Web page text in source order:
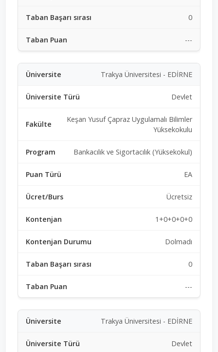
0
---
Trakya Üniversitesi - EDİRNE
Devlet
Keşan Yusuf Çapraz Uygulamalı Bilimler
Yüksekokulu
Bankacılık ve Sigortacılık (Yüksekokul)
EA
Ücretsiz
1+0+0+0+0
Dolmadı
0
---
Trakya Üniversitesi - EDİRNE
Devlet